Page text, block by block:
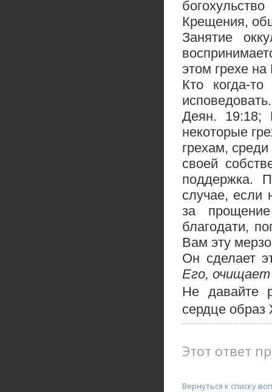
Крещения,
Занятие
этом грехе
Кто когда-
Деян. 19:18;
некоторые
грехам,
своей
поддержка.
случае, если
за
благодати,
Вам эту
Он сделает
Его, очищает
Не давайте
сердце образ
Этот ответ
Вернуться к списку